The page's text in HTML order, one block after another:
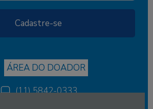
ÁREA DO DOADOR
(11) 5842-0333